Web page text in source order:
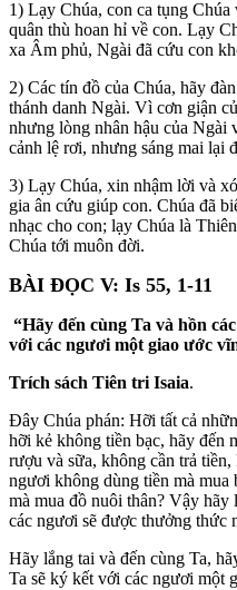
1) Lạy Chúa, con ca tụng
quân thù hoan hỉ về con. Lạy
xa Âm phủ, Ngài đã cứu con
2) Các tín đồ của Chúa, hãy
thánh danh Ngài. Vì cơn giận
nhưng lòng nhân hậu của Ngài
cảnh lệ rơi, nhưng sáng mai lại
3) Lạy Chúa, xin nhậm lời và
gia ân cứu giúp con. Chúa đã
nhạc cho con; lạy Chúa là
Chúa tới muôn đời.
BÀI ĐỌC V: Is 55, 1-11
“Hãy đến cùng Ta và hồn
với các ngươi một giao ước
Trích sách Tiên tri Isaia.
Đây Chúa phán: Hỡi tất cả
hỡi kẻ không tiền bạc, hãy đến
rượu và sữa, không cần trả
ngươi không dùng tiền mà mua
mà mua đồ nuôi thân? Vậy hãy
các ngươi sẽ được thưởng thức
Hãy lắng tai và đến cùng Ta,
Ta sẽ ký kết với các ngươi một